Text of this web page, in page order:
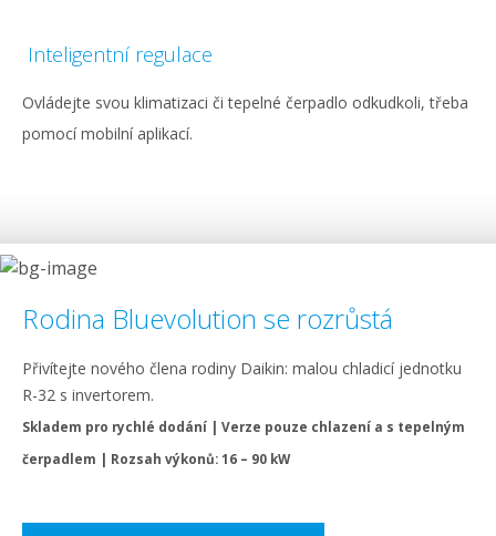
Inteligentní regulace
Ovládejte svou klimatizaci či tepelné čerpadlo odkudkoli, třeba
pomocí mobilní aplikací.
Rodina Bluevolution se rozrůstá
Přivítejte nového člena rodiny Daikin: malou chladicí jednotku
R-32 s invertorem.
Skladem pro rychlé dodání | Verze pouze chlazení a s tepelným
čerpadlem | Rozsah výkonů: 16 – 90 kW